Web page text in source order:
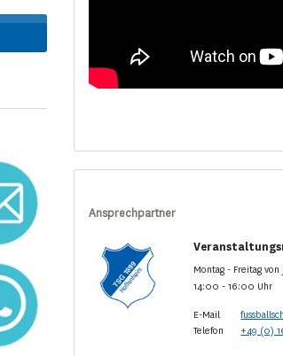
Ansprechpartner
Montag - Freitag
14:00 - 16:00 Uhr
E-Mail
Telefon
+49 (0)